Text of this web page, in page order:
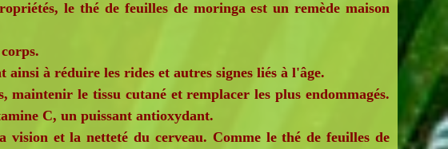
le thé de feuilles de moringa est un remède maison
à réduire les rides et autres signes liés à l'âge.
le tissu cutané et remplacer les plus endommagés.
C, un puissant antioxydant.
et la netteté du cerveau. Comme le thé de feuilles de